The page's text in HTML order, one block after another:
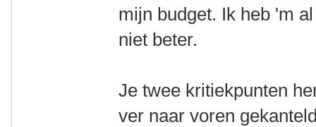
mijn budget. Ik heb 'm
niet beter.
Je twee kritiekpunten
ver naar voren